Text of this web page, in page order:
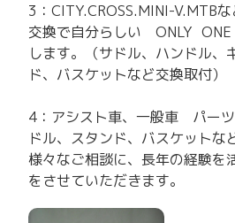
3：CITY.CROSS.MINI-V.MTB
交換で自分らしい ONLY
します。（サドル、ハンドル、
ド、バスケットなど交換取付）
4：アシスト車、一般車 パー
ドル、スタンド、バスケットな
様々なご相談に、長年の経験を
をさせていただきます。